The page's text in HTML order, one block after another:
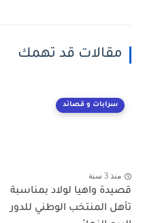
مقالات قد تهمك
سرابات و قصائد
منذ 3 سنة
قصيدة واهيا لولاد بمناسبة
تأهل المنتخب الوطني للدور